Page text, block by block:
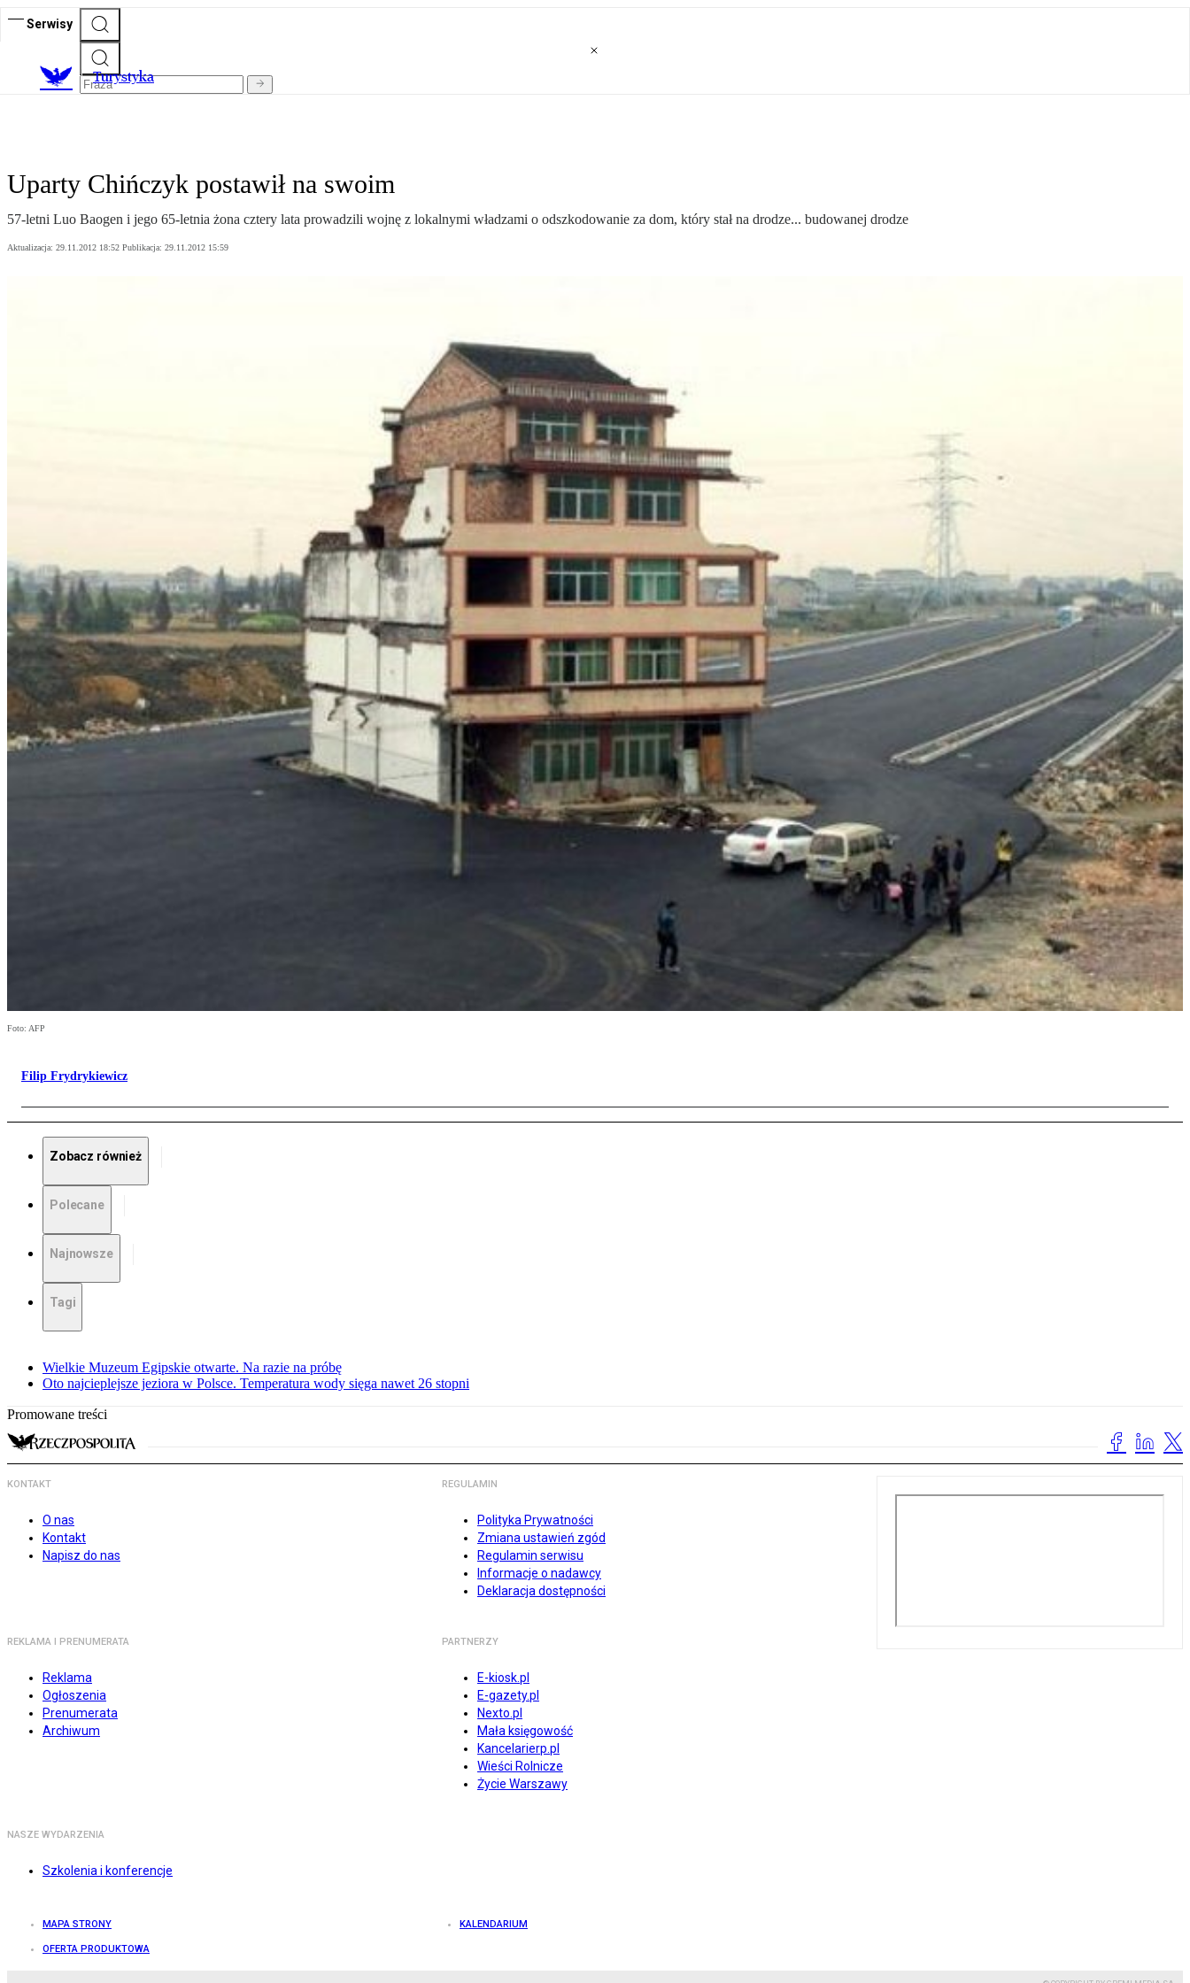
Serwisy
Turystyka
Uparty Chińczyk postawił na swoim
57-letni Luo Baogen i jego 65-letnia żona cztery lata prowadzili wojnę z lokalnymi władzami o odszkodowanie za dom, który stał na drodze... budowanej drodze
Aktualizacja: 29.11.2012 18:52 Publikacja: 29.11.2012 15:59
Foto: AFP
Filip Frydrykiewicz
Zobacz również
Polecane
Najnowsze
Tagi
Wielkie Muzeum Egipskie otwarte. Na razie na próbę
Oto najcieplejsze jeziora w Polsce. Temperatura wody sięga nawet 26 stopni
Promowane treści
KONTAKT
O nas
Kontakt
Napisz do nas
REGULAMIN
Polityka Prywatności
Zmiana ustawień zgód
Regulamin serwisu
Informacje o nadawcy
Deklaracja dostępności
REKLAMA I PRENUMERATA
Reklama
Ogłoszenia
Prenumerata
Archiwum
PARTNERZY
E-kiosk.pl
E-gazety.pl
Nexto.pl
Mała księgowość
Kancelarierp.pl
Wieści Rolnicze
Życie Warszawy
NASZE WYDARZENIA
Szkolenia i konferencje
MAPA STRONY KALENDARIUM
OFERTA PRODUKTOWA